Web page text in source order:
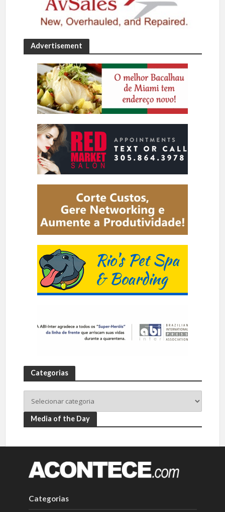
Advertisement
Categorias
Media of the Day
Categorias